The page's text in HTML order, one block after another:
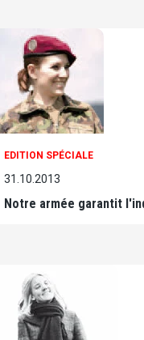
EDITION SPÉCIALE
31.10.2013
Notre armée garantit